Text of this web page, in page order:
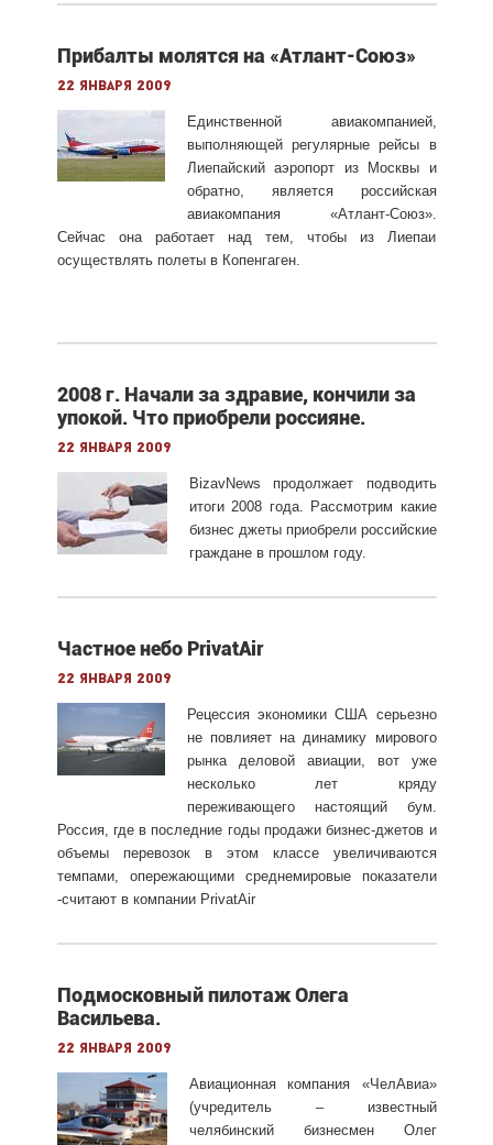
Прибалты молятся на «Атлант-Союз»
22 января 2009
Единственной авиакомпанией,
выполняющей регулярные рейсы в
Лиепайский аэропорт из Москвы и
обратно, является российская
авиакомпания «Атлант-Союз».
Сейчас она работает над тем, чтобы из Лиепаи
осуществлять полеты в Копенгаген.
2008 г. Начали за здравие, кончили за
упокой. Что приобрели россияне.
22 января 2009
BizavNews продолжает подводить
итоги 2008 года. Рассмотрим какие
бизнес джеты приобрели российские
граждане в прошлом году.
Частное небо PrivatAir
22 января 2009
Рецессия экономики США серьезно
не повлияет на динамику мирового
рынка деловой авиации, вот уже
несколько лет кряду
переживающего настоящий бум.
Россия, где в последние годы продажи бизнес-джетов и
объемы перевозок в этом классе увеличиваются
темпами, опережающими среднемировые показатели
-считают в компании PrivatAir
Подмосковный пилотаж Олега
Васильева.
22 января 2009
Авиационная компания «ЧелАвиа»
(учредитель – известный
челябинский бизнесмен Олег